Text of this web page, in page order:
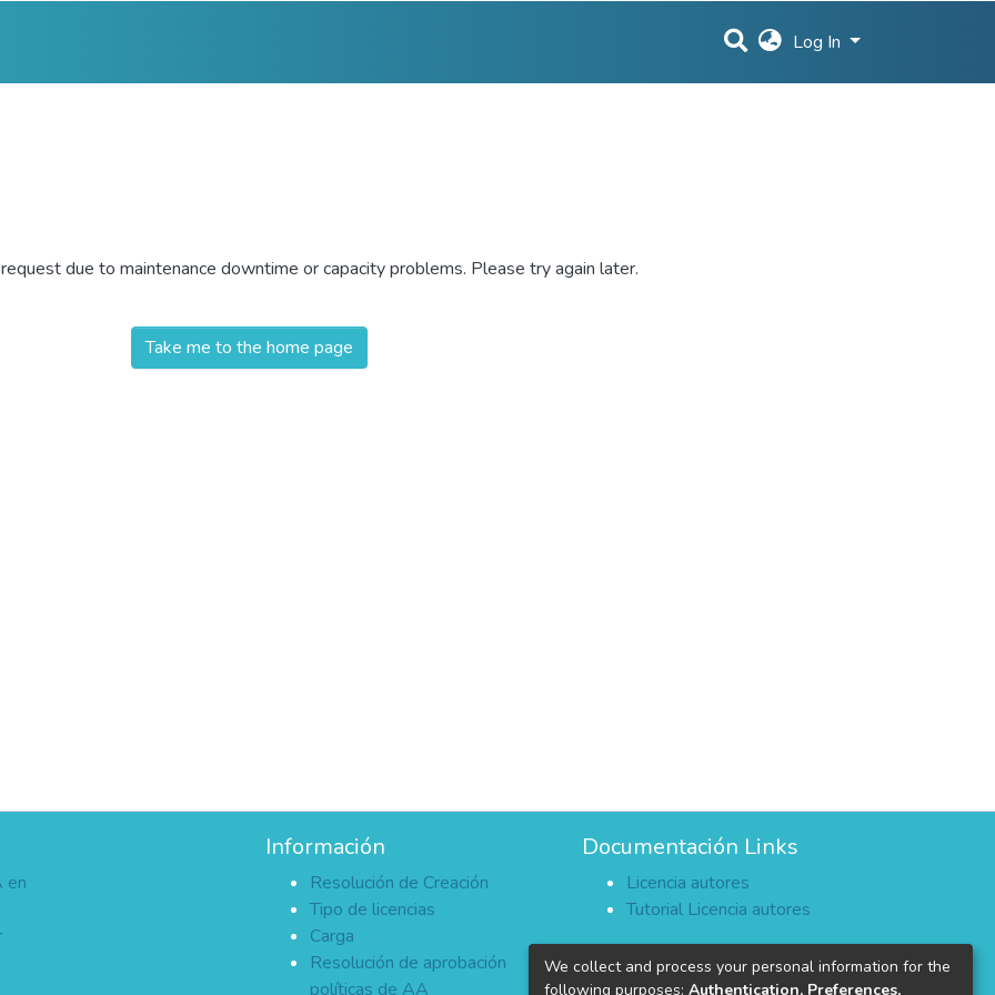
Log In
due to maintenance downtime or capacity problems. Please try again later.
Take me to the home page
en
Información
Resolución de Creación
Tipo de licencias
Carga
Resolución de aprobación
políticas de AA
Documentación Links
Licencia autores
Tutorial Licencia autores
We collect and process your personal information for the
following purposes: Authentication, Preferences,